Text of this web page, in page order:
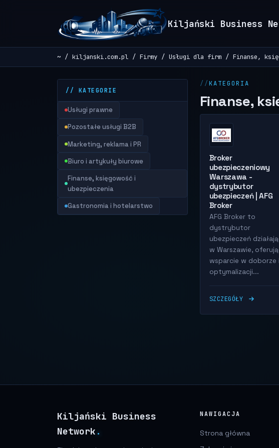
Kiljański Business
~ kiljanski.com.pl Firmy Usługi dla firm Finanse,
// KATEGORIE
Usługi prawne
Pozostałe usługi B2B
Marketing, reklama i PR
Biuro i artykuły biurowe
Finanse, księgowość i
ubezpieczenia
Gastronomia i hotelarstwo
KATEGORIA
Finanse,
Broker
ubezpieczeniowy
Warszawa -
dystrybutor
ubezpieczeń | AFG
Broker
AFG Broker to
dystrybutor
ubezpieczeń
w Warszawie,
wsparcie w doborze i
optymalizacji...
SZCZEGÓŁY
Kiljański Business
Network .
NAWIGACJA
Strona główna